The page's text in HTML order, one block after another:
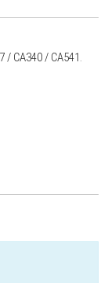
CA340 / CA541.